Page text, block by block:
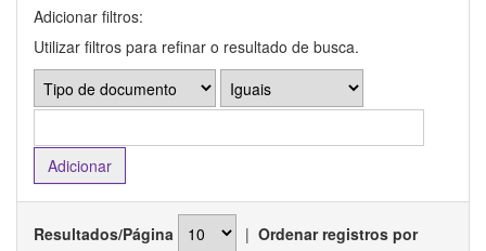
Adicionar filtros:
Utilizar filtros para refinar o resultado de busca.
Resultados/Página | Ordenar registros por